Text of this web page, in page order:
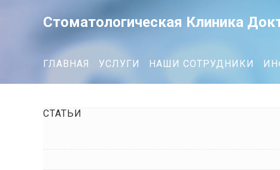
Стоматологическая Клиника
ГЛАВНАЯ УСЛУГИ НАШИ СОТРУДНИКИ
СТАТЬИ